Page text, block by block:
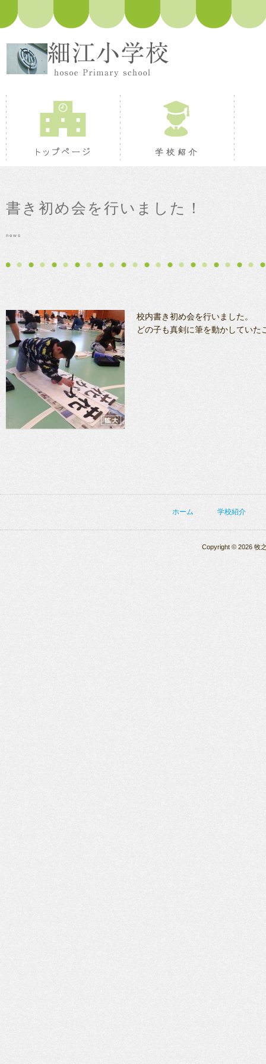
トップページ 学校紹介
書き初め会を行いました！
news
校内書き初め会を行いました。
どの子も真剣に筆を動かしていた
ホーム 学校紹介
Copyright © 2026 牧